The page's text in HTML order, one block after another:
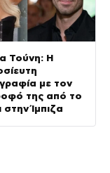
Τούνη: Η
με τον
της από το
στην Ίμπιζα